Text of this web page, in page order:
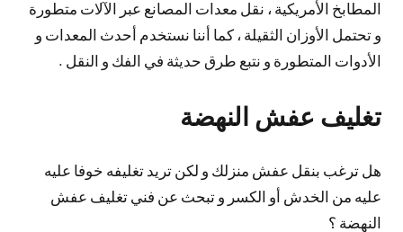
المطابخ الأمريكية ، نقل معدات المصانع عبر الآلات متطورة
و تحتمل الأوزان الثقيلة ، كما أننا نستخدم أحدث المعدات و
الأدوات المتطورة و نتبع طرق حديثة في الفك و النقل .
تغليف عفش النهضة
هل ترغب بنقل عفش منزلك و لكن تريد تغليفه خوفا عليه
عليه من الخدش أو الكسر و تبحث عن فني تغليف عفش
النهضة ؟